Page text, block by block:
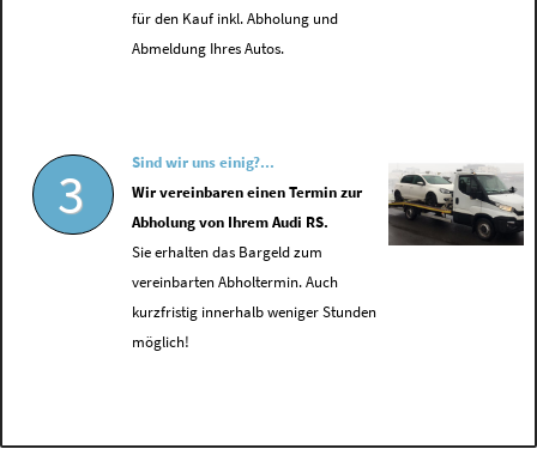
für den Kauf inkl. Abholung und
Abmeldung Ihres Autos.
3
Sind wir uns einig?...
Wir vereinbaren einen Termin zur
Abholung von Ihrem Audi RS.
Sie erhalten das Bargeld zum
vereinbarten Abholtermin. Auch
kurzfristig innerhalb weniger Stunden
möglich!